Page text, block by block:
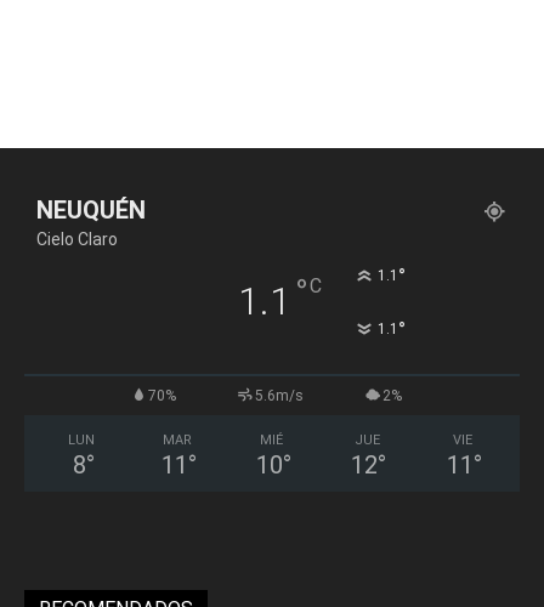
NEUQUÉN
Cielo Claro
1.1 °C 1.1 °
1.1 °
70% 5.6m/s 2%
LUN
8°
MAR
11 °
MIÉ
10°
JUE
12°
VIE
11 °